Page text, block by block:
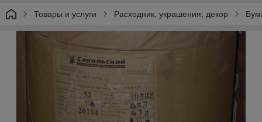
Товары и услуги Расходник, украшения, декор